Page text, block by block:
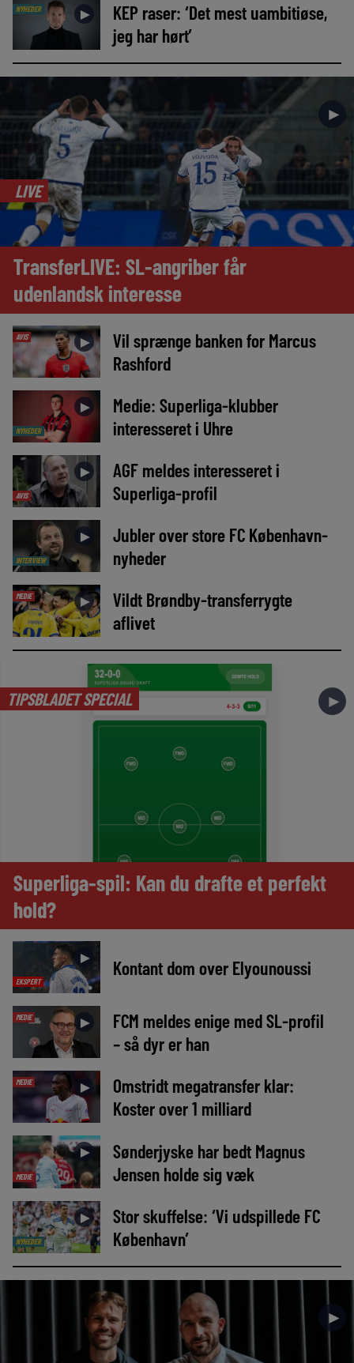
NYHEDER ►
KEP raser: ‘Det mest uambitiøse,
jeg har hørt’
►
LIVE
TransferLIVE: SL-angriber får
udenlandsk interesse
AVIS ►
Vil sprænge banken for Marcus
Rashford
NYHEDER
►
Medie: Superliga-klubber
interesseret i Uhre
AVIS
►
AGF meldes interesseret i
Superliga-profil
INTERVIEW
►
Jubler over store FC København-
nyheder
MEDIE ►
Vildt Brøndby-transferrygte
aflivet
TIPSBLADET SPECIAL ►
Superliga-spil: Kan du drafte et perfekt
hold?
EKSPERT
► Kontant dom over Elyounoussi
MEDIE ►
FCM meldes enige med SL-profil
– så dyr er han
MEDIE ►
Omstridt megatransfer klar:
Koster over 1 milliard
MEDIE
►
Sønderjyske har bedt Magnus
Jensen holde sig væk
NYHEDER
►
Stor skuffelse: ‘Vi udspillede FC
København’
►